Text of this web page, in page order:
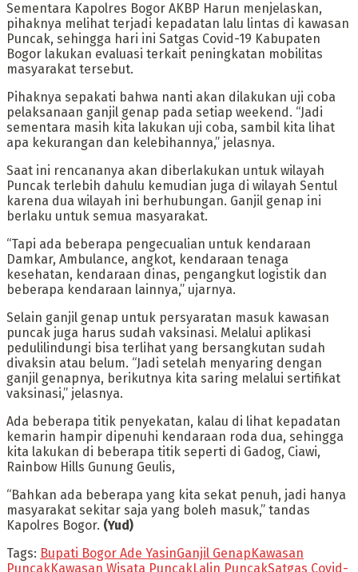
Sementara Kapolres Bogor AKBP Harun menjelaskan,
pihaknya melihat terjadi kepadatan lalu lintas di kawasan
Puncak, sehingga hari ini Satgas Covid-19 Kabupaten
Bogor lakukan evaluasi terkait peningkatan mobilitas
masyarakat tersebut.
Pihaknya sepakati bahwa nanti akan dilakukan uji coba
pelaksanaan ganjil genap pada setiap weekend. “Jadi
sementara masih kita lakukan uji coba, sambil kita lihat
apa kekurangan dan kelebihannya,” jelasnya.
Saat ini rencananya akan diberlakukan untuk wilayah
Puncak terlebih dahulu kemudian juga di wilayah Sentul
karena dua wilayah ini berhubungan. Ganjil genap ini
berlaku untuk semua masyarakat.
“Tapi ada beberapa pengecualian untuk kendaraan
Damkar, Ambulance, angkot, kendaraan tenaga
kesehatan, kendaraan dinas, pengangkut logistik dan
beberapa kendaraan lainnya,” ujarnya.
Selain ganjil genap untuk persyaratan masuk kawasan
puncak juga harus sudah vaksinasi. Melalui aplikasi
pedulilindungi bisa terlihat yang bersangkutan sudah
divaksin atau belum. “Jadi setelah menyaring dengan
ganjil genapnya, berikutnya kita saring melalui sertifikat
vaksinasi,” jelasnya.
Ada beberapa titik penyekatan, kalau di lihat kepadatan
kemarin hampir dipenuhi kendaraan roda dua, sehingga
kita lakukan di beberapa titik seperti di Gadog, Ciawi,
Rainbow Hills Gunung Geulis,
“Bahkan ada beberapa yang kita sekat penuh, jadi hanya
masyarakat sekitar saja yang boleh masuk,” tandas
Kapolres Bogor. (Yud)
Tags: Bupati Bogor Ade YasinGanjil Genap Kawasan
PuncakKawasan Wisata PuncakLalin PuncakSatgas Covid-